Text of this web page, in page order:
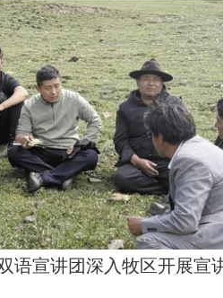
语宣讲团深入牧区开展宣